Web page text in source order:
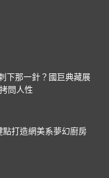
下那一針？國巨典藏展
問人性
打造網美系夢幻廚房